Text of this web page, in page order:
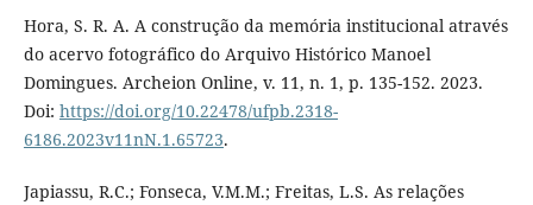
Hora, S. R. A. A construção da memória institucional através
do acervo fotográfico do Arquivo Histórico Manoel
Domingues. Archeion Online, v. 11, n. 1, p. 135-152. 2023.
Doi: https://doi.org/10.22478/ufpb.2318-
6186.2023v11nN.1.65723.
Japiassu, R.C.; Fonseca, V.M.M.; Freitas, L.S. As relações